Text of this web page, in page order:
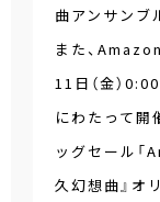
曲アンサンブ
また、
11日（金）
にわたって
ッグセール「
久幻想曲』オ